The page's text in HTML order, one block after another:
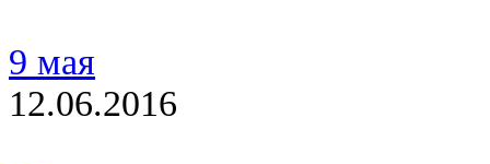
9 мая
12.06.2016